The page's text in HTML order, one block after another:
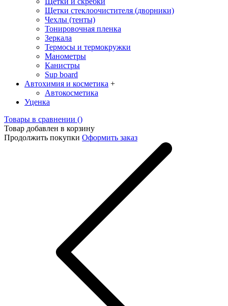
Щетки стеклоочистителя (дворники)
Чехлы (тенты)
Тонировочная пленка
Зеркалa
Термосы и термокружки
Манометры
Канистры
Sup board
Автохимия и косметика +
Автокосметика
Уценка
Товары в сравнении ()
Товар добавлен в корзину
Продолжить покупки Оформить заказ